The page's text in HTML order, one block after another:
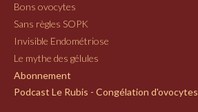
Bons ovocytes
Sans règles SOPK
Invisible Endométriose
Le mythe des gélules
Abonnement
Podcast Le Rubis - Congélation d'ovocytes